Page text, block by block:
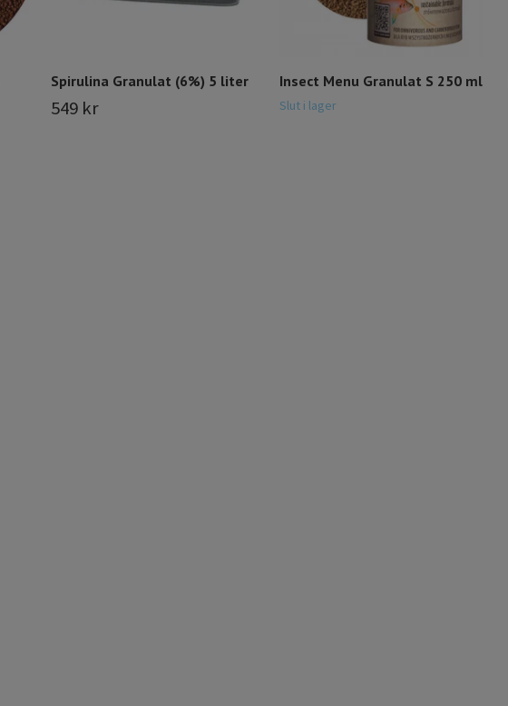
Spirulina Granulat (6%) 5 liter
549 kr
Insect Menu Granulat S 250 ml
Slut i lager